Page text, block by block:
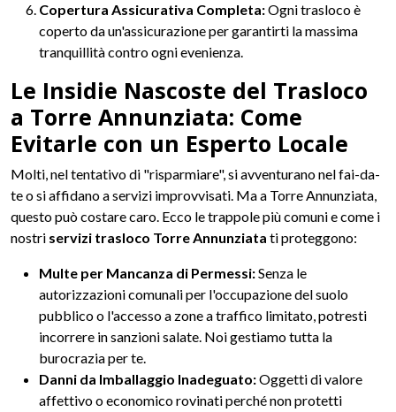
Copertura Assicurativa Completa:Ogni trasloco è
coperto da un'assicurazione per garantirti la massima
tranquillità contro ogni evenienza.
Le Insidie Nascoste del Trasloco
a Torre Annunziata: Come
Evitarle con un Esperto Locale
Molti, nel tentativo di "risparmiare", si avventurano nel fai-da-
te o si affidano a servizi improvvisati. Ma a Torre Annunziata,
questo può costare caro. Ecco le trappole più comuni e come i
nostri servizi trasloco Torre Annunziata ti proteggono:
Multe per Mancanza di Permessi:Senza le
autorizzazioni comunali per l'occupazione del suolo
pubblico o l'accesso a zone a traffico limitato, potresti
incorrere in sanzioni salate. Noi gestiamo tutta la
burocrazia per te.
Danni da Imballaggio Inadeguato:Oggetti di valore
affettivo o economico rovinati perché non protetti